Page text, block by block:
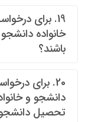
19. برای
خانواده دانشجو
باشند؟
20. برای
دانشجو و
تحصیل